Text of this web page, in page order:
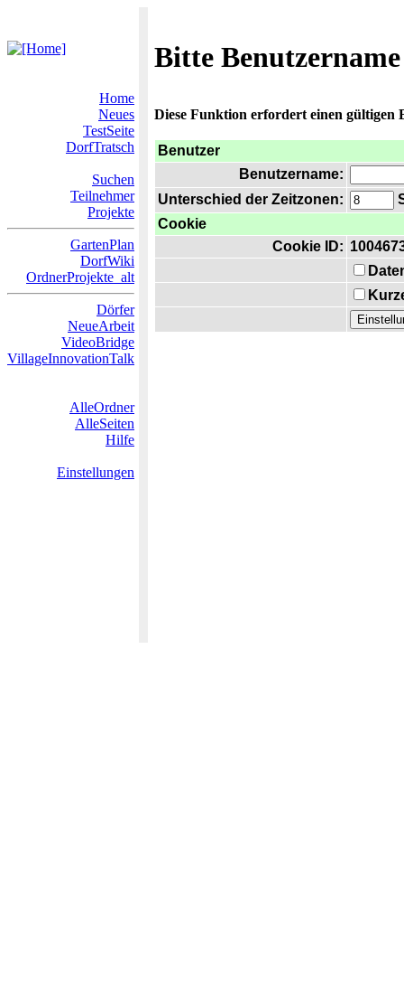
Bitte
Home
Neues
TestSeite
DorfTratsch
Suchen
Teilnehmer
Projekte
GartenPlan
DorfWiki
OrdnerProjekte_alt
Dörfer
NeueArbeit
VideoBridge
VillageInnovationTalk
AlleOrdner
AlleSeiten
Hilfe
Einstellungen
Diese Funktion erfordert einen gültigen
Benutzer
Benutzername:
Unterschied der Zeitzonen:
Cookie
Cookie ID: